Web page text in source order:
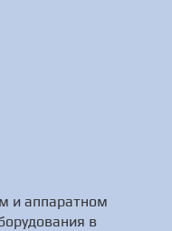
и аппаратном
в